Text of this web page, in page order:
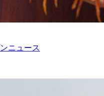
ニュース